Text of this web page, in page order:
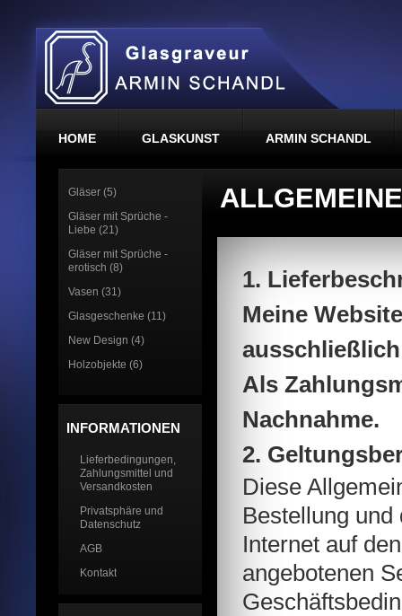
HOME GLASKUNST ARMIN SCHANDL
1.
Meine
Als
Nachnahme.
2.
Diese
Bestellung
Internet auf
angebotenen
Gläser (5)
Gläser mit Sprüche -
Liebe (21)
Gläser mit Sprüche -
erotisch (8)
Vasen (31)
Glasgeschenke (11)
New Design (4)
Holzobjekte (6)
INFORMATIONEN
Lieferbedingungen,
Zahlungsmittel und
Versandkosten
Privatsphäre und
Datenschutz
AGB
Kontakt